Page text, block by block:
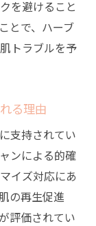
を避けること
とで、ハーブ
トラブルを予
る理由
支持されてい
ンによる的確
イズ対応にあ
の再生促進
評価されてい